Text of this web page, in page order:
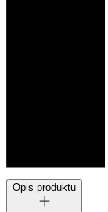
Opis produktu